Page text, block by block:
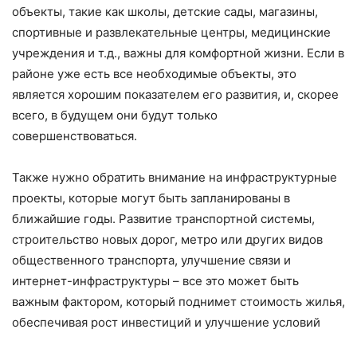
объекты, такие как школы, детские сады, магазины,
спортивные и развлекательные центры, медицинские
учреждения и т.д., важны для комфортной жизни. Если в
районе уже есть все необходимые объекты, это
является хорошим показателем его развития, и, скорее
всего, в будущем они будут только
совершенствоваться.
Также нужно обратить внимание на инфраструктурные
проекты, которые могут быть запланированы в
ближайшие годы. Развитие транспортной системы,
строительство новых дорог, метро или других видов
общественного транспорта, улучшение связи и
интернет-инфраструктуры – все это может быть
важным фактором, который поднимет стоимость жилья,
обеспечивая рост инвестиций и улучшение условий